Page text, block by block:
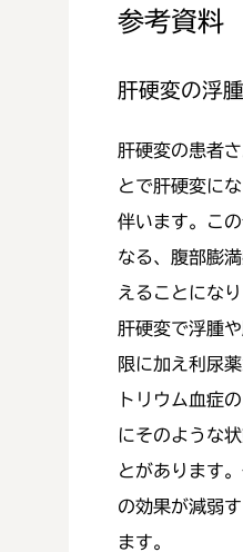
参考資料
肝硬変の浮
肝硬変の患者
とで肝硬変に
伴います。こ
なる、腹部膨
えることになり
肝硬変で浮腫
限に加え利尿
トリウム血症
にそのような
とがあります
の効果が減弱
ます。